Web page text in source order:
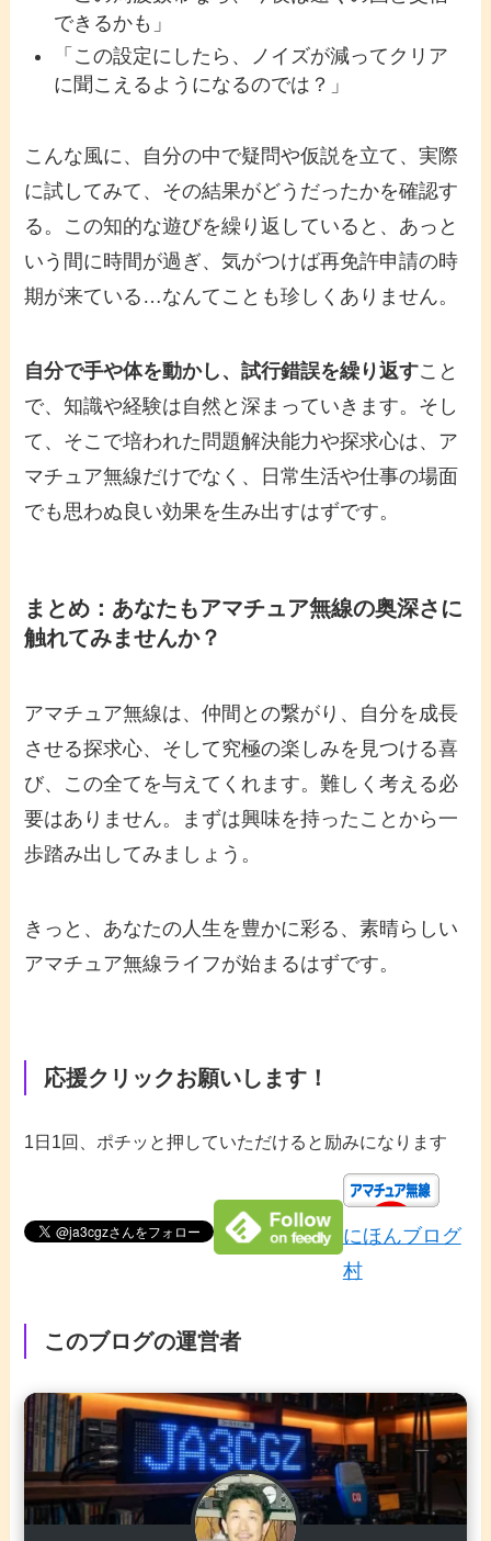
できるかも」
「この設定にしたら、ノイズが減ってクリア
に聞こえるようになるのでは？」
こんな風に、自分の中で疑問や仮説を立て、実際
に試してみて、その結果がどうだったかを確認す
る。この知的な遊びを繰り返していると、あっと
いう間に時間が過ぎ、気がつけば再免許申請の時
期が来ている…なんてことも珍しくありません。
自分で手や体を動かし、試行錯誤を繰り返すこと
で、知識や経験は自然と深まっていきます。そし
て、そこで培われた問題解決能力や探求心は、ア
マチュア無線だけでなく、日常生活や仕事の場面
でも思わぬ良い効果を生み出すはずです。
まとめ：あなたもアマチュア無線の奥深さに
触れてみませんか？
アマチュア無線は、仲間との繋がり、自分を成長
させる探求心、そして究極の楽しみを見つける喜
び、この全てを与えてくれます。難しく考える必
要はありません。まずは興味を持ったことから一
歩踏み出してみましょう。
きっと、あなたの人生を豊かに彩る、素晴らしい
アマチュア無線ライフが始まるはずです。
応援クリックお願いします！
1日1回、ポチッと押していただけると励みになります
にほんブログ
村
このブログの運営者